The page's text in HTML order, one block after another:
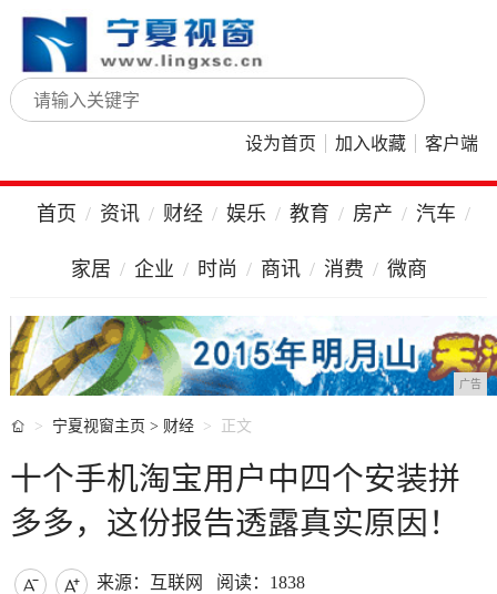
设为首页 加入收藏 客户端
首页 资讯 财经 娱乐 教育 房产 汽车
家居 企业 时尚 商讯 消费 微商
广告
 宁夏视窗主页 > 财经 正文
十个手机淘宝用户中四个安装拼
多多，这份报告透露真实原因！
  来源：互联网 阅读：1838